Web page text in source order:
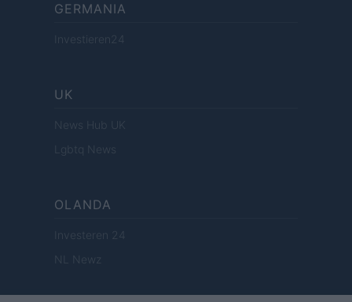
GERMANIA
Investieren24
UK
News Hub UK
Lgbtq News
OLANDA
Investeren 24
NL Newz